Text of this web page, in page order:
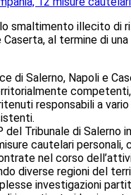
smaltimento illecito
al termine di
di Salerno, Napoli e
ritenuti responsabili a
del Tribunale di
cautelari
nel corso
diverse regioni del
investigazioni